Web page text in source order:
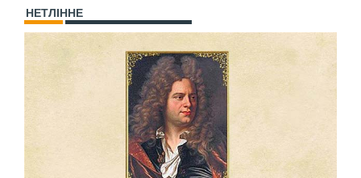
НЕТЛІННЕ